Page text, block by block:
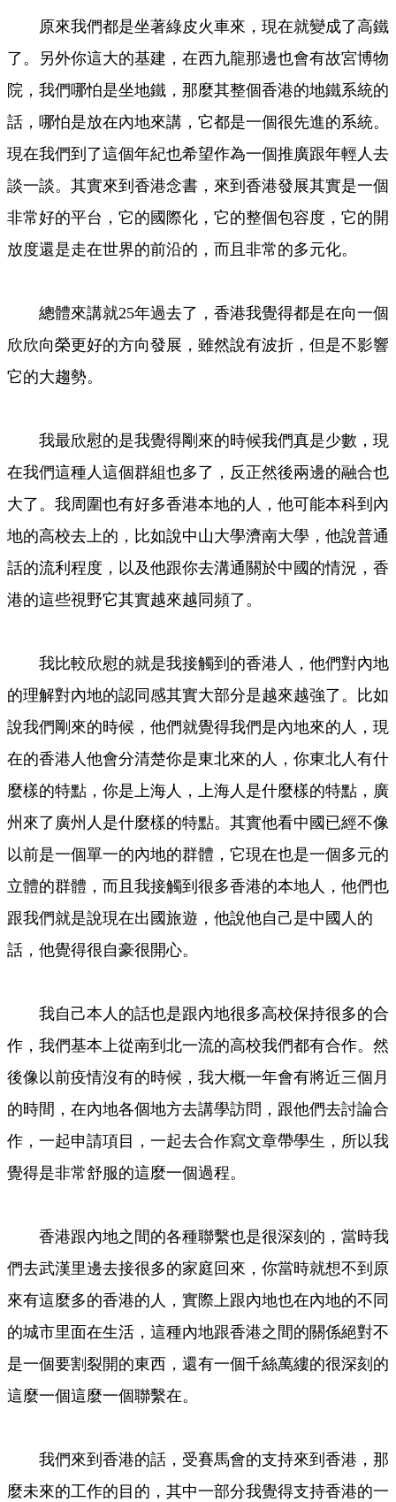
原來我們都是坐著綠皮火車來，現在就變成了高鐵
了。另外你這大的基建，在西九龍那邊也會有故宮博物
院，我們哪怕是坐地鐵，那麼其整個香港的地鐵系統的
話，哪怕是放在內地來講，它都是一個很先進的系統。
現在我們到了這個年紀也希望作為一個推廣跟年輕人去
談一談。其實來到香港念書，來到香港發展其實是一個
非常好的平台，它的國際化，它的整個包容度，它的開
放度還是走在世界的前沿的，而且非常的多元化。
總體來講就25年過去了，香港我覺得都是在向一個
欣欣向榮更好的方向發展，雖然說有波折，但是不影響
它的大趨勢。
我最欣慰的是我覺得剛來的時候我們真是少數，現
在我們這種人這個群組也多了，反正然後兩邊的融合也
大了。我周圍也有好多香港本地的人，他可能本科到內
地的高校去上的，比如說中山大學濟南大學，他說普通
話的流利程度，以及他跟你去溝通關於中國的情況，香
港的這些視野它其實越來越同頻了。
我比較欣慰的就是我接觸到的香港人，他們對內地
的理解對內地的認同感其實大部分是越來越強了。比如
說我們剛來的時候，他們就覺得我們是內地來的人，現
在的香港人他會分清楚你是東北來的人，你東北人有什
麼樣的特點，你是上海人，上海人是什麼樣的特點，廣
州來了廣州人是什麼樣的特點。其實他看中國已經不像
以前是一個單一的內地的群體，它現在也是一個多元的
立體的群體，而且我接觸到很多香港的本地人，他們也
跟我們就是說現在出國旅遊，他說他自己是中國人的
話，他覺得很自豪很開心。
我自己本人的話也是跟內地很多高校保持很多的合
作，我們基本上從南到北一流的高校我們都有合作。然
後像以前疫情沒有的時候，我大概一年會有將近三個月
的時間，在內地各個地方去講學訪問，跟他們去討論合
作，一起申請項目，一起去合作寫文章帶學生，所以我
覺得是非常舒服的這麼一個過程。
香港跟內地之間的各種聯繫也是很深刻的，當時我
們去武漢里邊去接很多的家庭回來，你當時就想不到原
來有這麼多的香港的人，實際上跟內地也在內地的不同
的城市里面在生活，這種內地跟香港之間的關係絕對不
是一個要割裂開的東西，還有一個千絲萬縷的很深刻的
這麼一個這麼一個聯繫在。
我們來到香港的話，受賽馬會的支持來到香港，那
麼未來的工作的目的，其中一部分我覺得支持香港的一